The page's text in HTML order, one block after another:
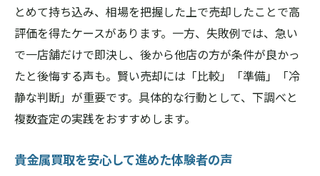
とめて持ち込み、相場を把握した上で売却したことで高
評価を得たケースがあります。一方、失敗例では、急い
で一店舗だけで即決し、後から他店の方が条件が良かっ
たと後悔する声も。賢い売却には「比較」「準備」「冷
静な判断」が重要です。具体的な行動として、下調べと
複数査定の実践をおすすめします。
貴金属買取を安心して進めた体験者の声